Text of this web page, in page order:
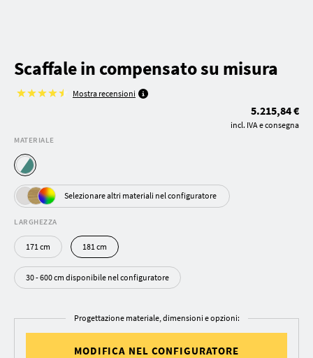
Scaffale in compensato su misura
Mostra recensioni
5.215,84 €
incl. IVA e consegna
MATERIALE
Selezionare altri materiali nel configuratore
LARGHEZZA
171 cm 181 cm
30 - 600 cm disponibile nel configuratore
Progettazione materiale, dimensioni e opzioni:
MODIFICA NEL CONFIGURATORE